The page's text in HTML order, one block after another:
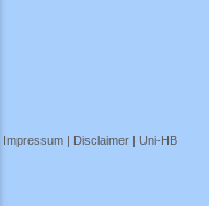
Impressum| Disclaimer| Uni-HB